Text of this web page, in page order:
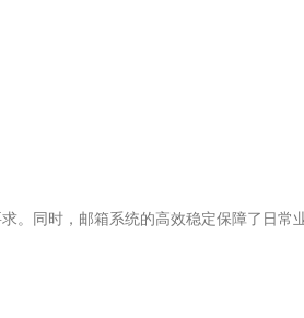
。同时，邮箱系统的高效稳定保障了日常